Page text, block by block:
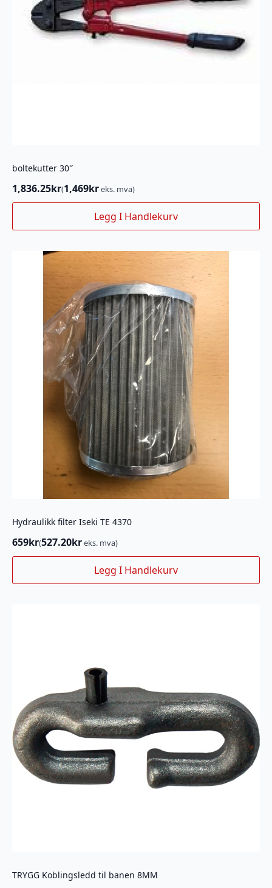
boltekutter 30″
1,836.25kr(1,469kreks. mva)
Legg I Handlekurv
Hydraulikk filter Iseki TE 4370
659kr(527.20kreks. mva)
Legg I Handlekurv
TRYGG Koblingsledd til banen 8MM